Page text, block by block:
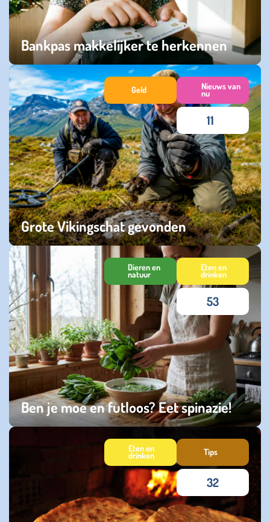
Bankpas makkelijker te herkennen
woensdag 15 juli 2026
Grote Vikingschat gevonden
zaterdag 02 mei 2026
Geld Nieuws van
nu
11
Ben je moe en futloos? Eet spinazie!
dinsdag 24 maart 2026
Dieren en
natuur
Eten en
drinken
53
Eten en
drinken Tips
32